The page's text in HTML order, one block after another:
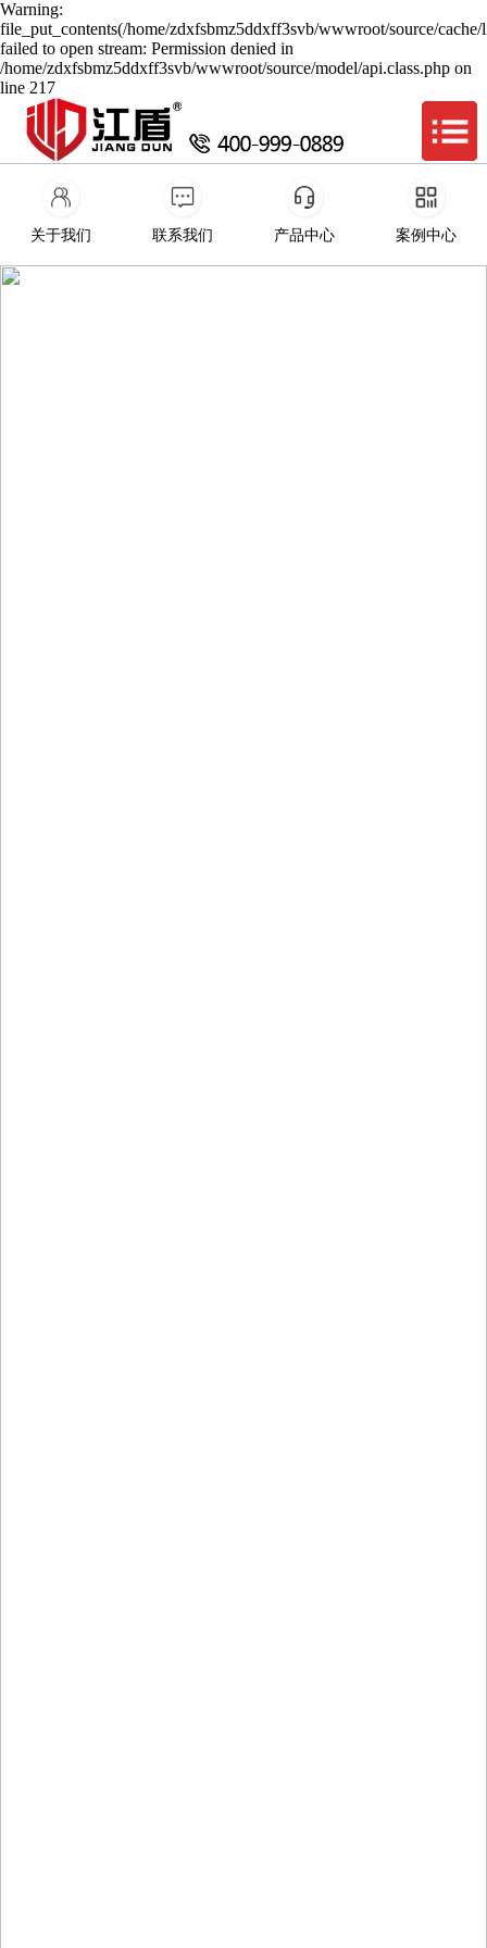
Warning:
file_put_contents(/home/zdxfsbmz5ddxff3svb/wwwroot/source/cache/
failed to open stream: Permission denied in
/home/zdxfsbmz5ddxff3svb/wwwroot/source/model/api.class.php on
line 217
关于我们 联系我们 产品中心 案例中心